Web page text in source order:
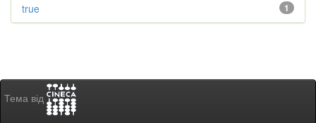
1
true
Тема від